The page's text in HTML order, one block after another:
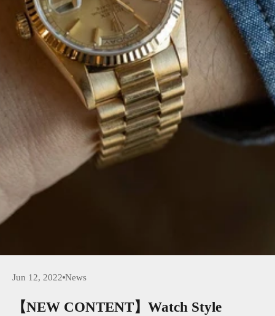
Jun 12, 2022 News
【NEW CONTENT】Watch Style